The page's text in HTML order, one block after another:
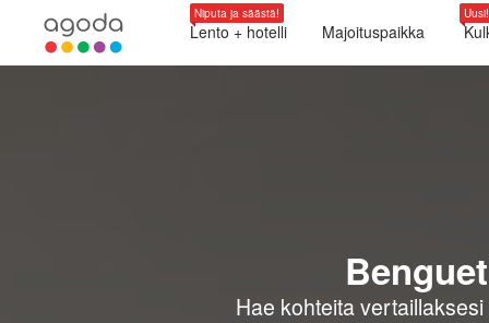
Niputa ja säästä!
Lento + hotelli Majoituspaikka
Uusi!
Hae kohteita